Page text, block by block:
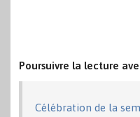
Poursuivre la lecture
Célébration de la